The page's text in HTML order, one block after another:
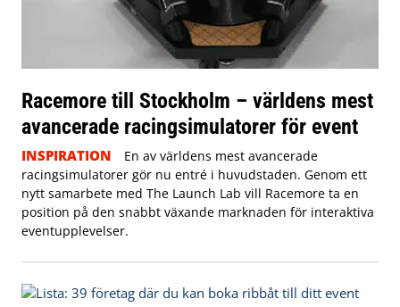
Racemore till Stockholm – världens mest
avancerade racingsimulatorer för event
INSPIRATION
En av världens mest avancerade
racingsimulatorer gör nu entré i huvudstaden. Genom ett
nytt samarbete med The Launch Lab vill Racemore ta en
position på den snabbt växande marknaden för interaktiva
eventupplevelser.